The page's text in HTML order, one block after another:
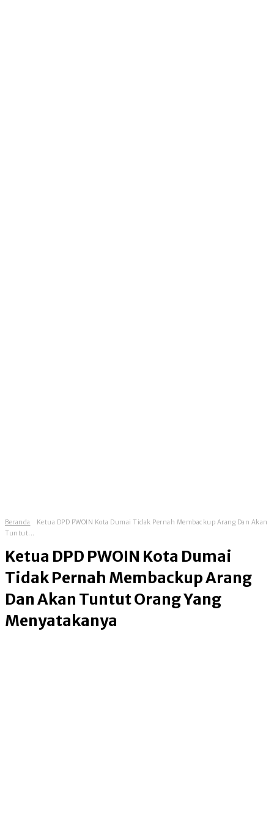
Beranda
Ketua DPD PWOIN Kota Dumai Tidak Pernah Membackup Arang Dan Akan
Tuntut...
Ketua DPD PWOIN Kota Dumai
Tidak Pernah Membackup Arang
Dan Akan Tuntut Orang Yang
Menyatakanya